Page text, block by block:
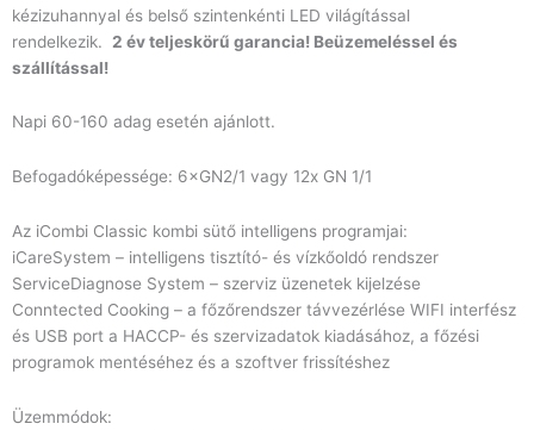
kézizuhannyal és belső szintenkénti LED világítással
rendelkezik. 2 év teljeskörű garancia! Beüzemeléssel és
szállítással!
Napi 60-160 adag esetén ajánlott.
Befogadóképessége: 6×GN2/1 vagy 12x GN 1/1
Az iCombi Classic kombi sütő intelligens programjai:
iCareSystem – intelligens tisztító- és vízkőoldó rendszer
ServiceDiagnose System – szerviz üzenetek kijelzése
Conntected Cooking – a főzőrendszer távvezérlése WIFI interfész
és USB port a HACCP- és szervizadatok kiadásához, a főzési
programok mentéséhez és a szoftver frissítéshez
Üzemmódok: